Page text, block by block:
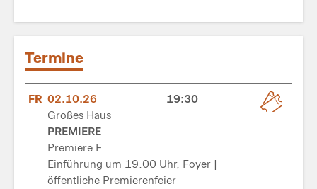
Termine
FR 02.10.26
19:30
Großes Haus
PREMIERE
Premiere F
Einführung um 19.00 Uhr, Foyer |
öffentliche Premierenfeier